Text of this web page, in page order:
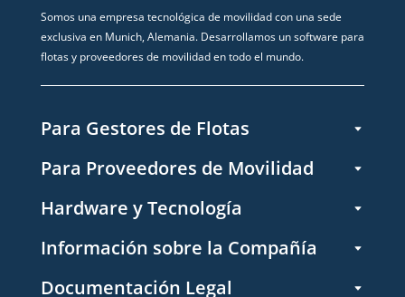
Somos una empresa tecnológica de movilidad con una sede
exclusiva en Munich, Alemania. Desarrollamos un software para
flotas y proveedores de movilidad en todo el mundo.
Para Gestores de Flotas
Para Proveedores de Movilidad
Hardware y Tecnología
Información sobre la Compañía
Documentación Legal